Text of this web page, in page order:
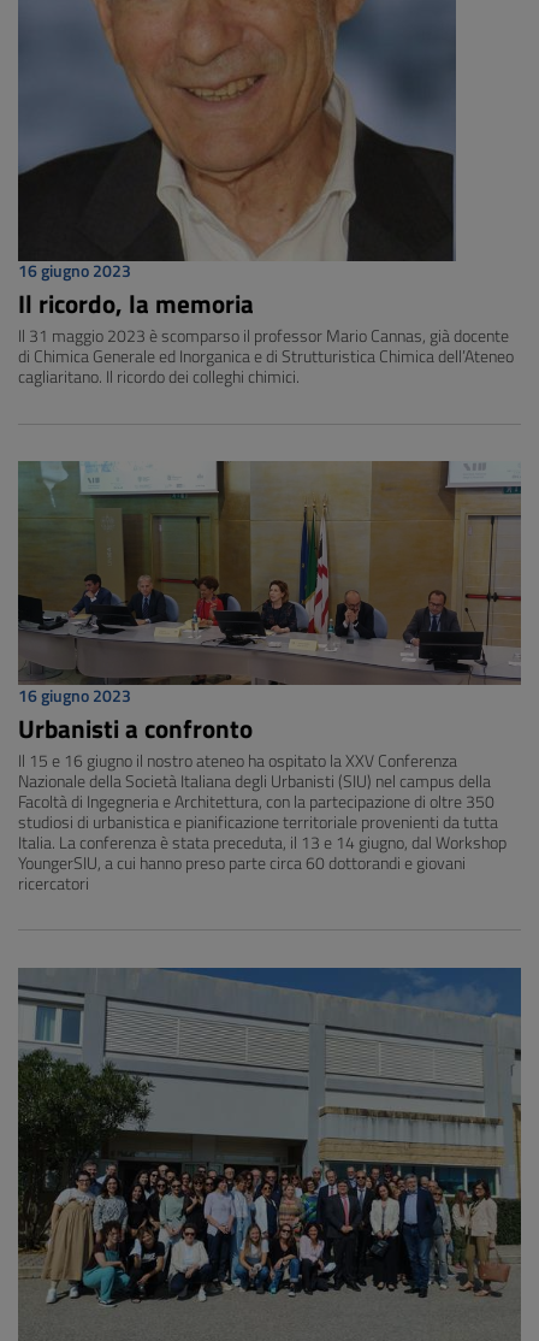
16 giugno 2023
Il ricordo, la memoria
Il 31 maggio 2023 è scomparso il professor Mario Cannas, già docente
di Chimica Generale ed Inorganica e di Strutturistica Chimica dell’Ateneo
cagliaritano. Il ricordo dei colleghi chimici.
16 giugno 2023
Urbanisti a confronto
Il 15 e 16 giugno il nostro ateneo ha ospitato la XXV Conferenza
Nazionale della Società Italiana degli Urbanisti (SIU) nel campus della
Facoltà di Ingegneria e Architettura, con la partecipazione di oltre 350
studiosi di urbanistica e pianificazione territoriale provenienti da tutta
Italia. La conferenza è stata preceduta, il 13 e 14 giugno, dal Workshop
YoungerSIU, a cui hanno preso parte circa 60 dottorandi e giovani
ricercatori